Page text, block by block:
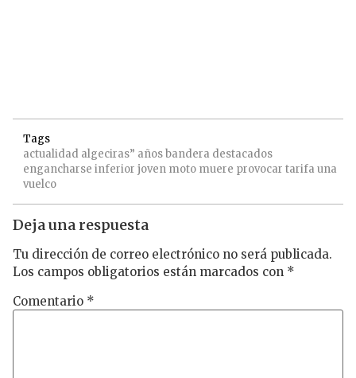
Tags
actualidad algeciras” añosbandera destacados
engancharse inferior joven moto muere provocar tarifa una
vuelco
Deja una respuesta
Tu dirección de correo electrónico no será publicada.
Los campos obligatorios están marcados con *
Comentario *